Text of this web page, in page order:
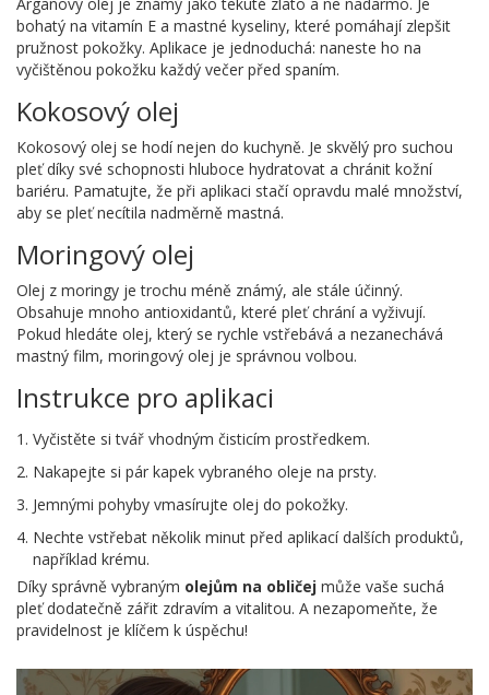
Arganový olej je známý jako tekuté zlato a ne nadarmo. Je
bohatý na vitamín E a mastné kyseliny, které pomáhají zlepšit
pružnost pokožky. Aplikace je jednoduchá: naneste ho na
vyčištěnou pokožku každý večer před spaním.
Kokosový olej
Kokosový olej se hodí nejen do kuchyně. Je skvělý pro suchou
pleť díky své schopnosti hluboce hydratovat a chránit kožní
bariéru. Pamatujte, že při aplikaci stačí opravdu malé množství,
aby se pleť necítila nadměrně mastná.
Moringový olej
Olej z moringy je trochu méně známý, ale stále účinný.
Obsahuje mnoho antioxidantů, které pleť chrání a vyživují.
Pokud hledáte olej, který se rychle vstřebává a nezanechává
mastný film, moringový olej je správnou volbou.
Instrukce pro aplikaci
Vyčistěte si tvář vhodným čisticím prostředkem.
Nakapejte si pár kapek vybraného oleje na prsty.
Jemnými pohyby vmasírujte olej do pokožky.
Nechte vstřebat několik minut před aplikací dalších produktů,
například krému.
Díky správně vybraným olejům na obličej může vaše suchá
pleť dodatečně zářit zdravím a vitalitou. A nezapomeňte, že
pravidelnost je klíčem k úspěchu!